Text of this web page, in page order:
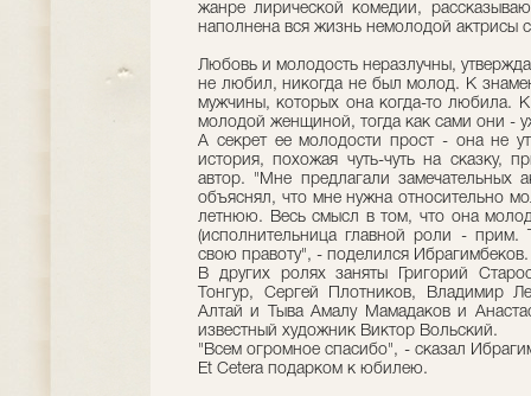
жанре лирической комедии,
наполнена вся жизнь немолодой
Любовь и молодость неразлучны,
не любил, никогда не был молод. К
мужчины, которых она когда-то любила.
молодой женщиной, тогда как сами они -
А секрет ее молодости прост - она не
история, похожая чуть-чуть на сказку,
автор. "Мне предлагали замечательных
объяснял, что мне нужна относительно
летнюю. Весь смысл в том, что она
(исполнительница главной роли -
свою правоту", - поделился Ибрагимбеков.
В других ролях заняты Григорий
Тонгур, Сергей Плотников, Владимир
Алтай и Тыва Амалу Мамадаков и
известный художник Виктор Вольский.
"Всем огромное спасибо", - сказал
Et Cetera подарком к юбилею.